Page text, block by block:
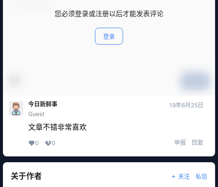
您必须登录或注册以后才能发表评论
登录
今日新鲜事
Guest
19年6月25日
文章不错非常喜欢
0 0 举报 回复
关于作者 关注 私信